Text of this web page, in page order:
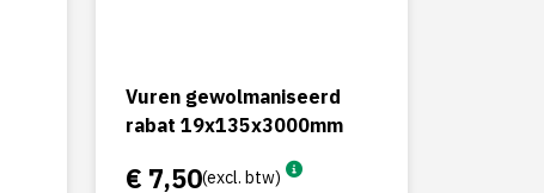
Vuren gewolmaniseerd
rabat 19x135x3000mm
€ 7,50(excl. btw)